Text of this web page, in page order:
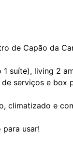
de Capão da
suíte), living 2
serviços e box
climatizado e
usar!